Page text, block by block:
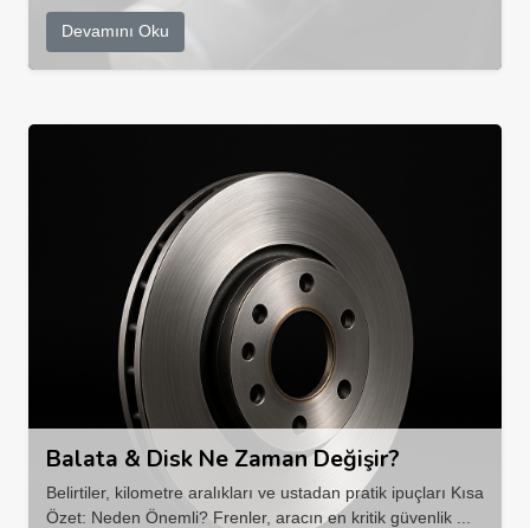
Devamını Oku
Balata & Disk Ne Zaman Değişir?
Belirtiler, kilometre aralıkları ve ustadan pratik ipuçları Kısa
Özet: Neden Önemli? Frenler, aracın en kritik güvenlik ...